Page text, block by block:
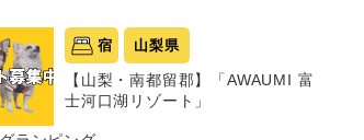
宿 山梨県
【山梨・南都留郡】「AWAUMI 富
士河口湖リゾート」